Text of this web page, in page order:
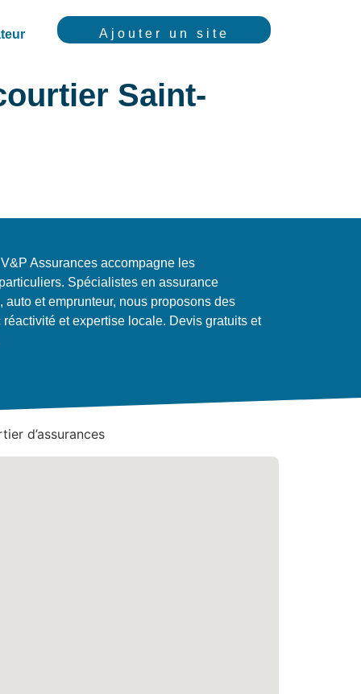
Ajouter un site
Saint-
Assurances accompagne les
Spécialistes en assurance
et emprunteur, nous proposons des
et expertise locale. Devis gratuits et
d’assurances